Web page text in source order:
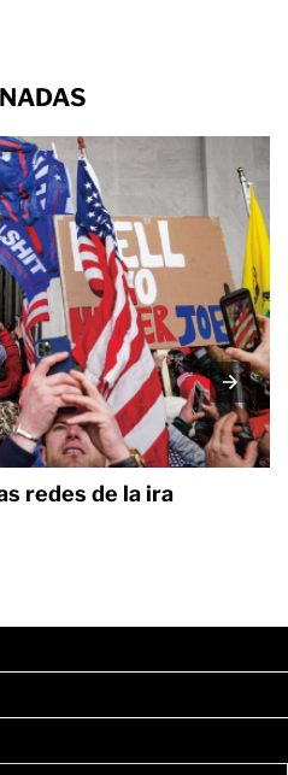
redes de la ira